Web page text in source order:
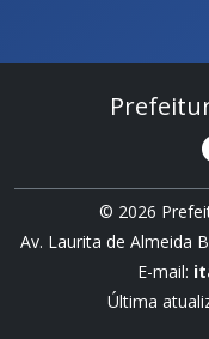
© 2026
Av. Laurita de Almeida
E-mail:
Última